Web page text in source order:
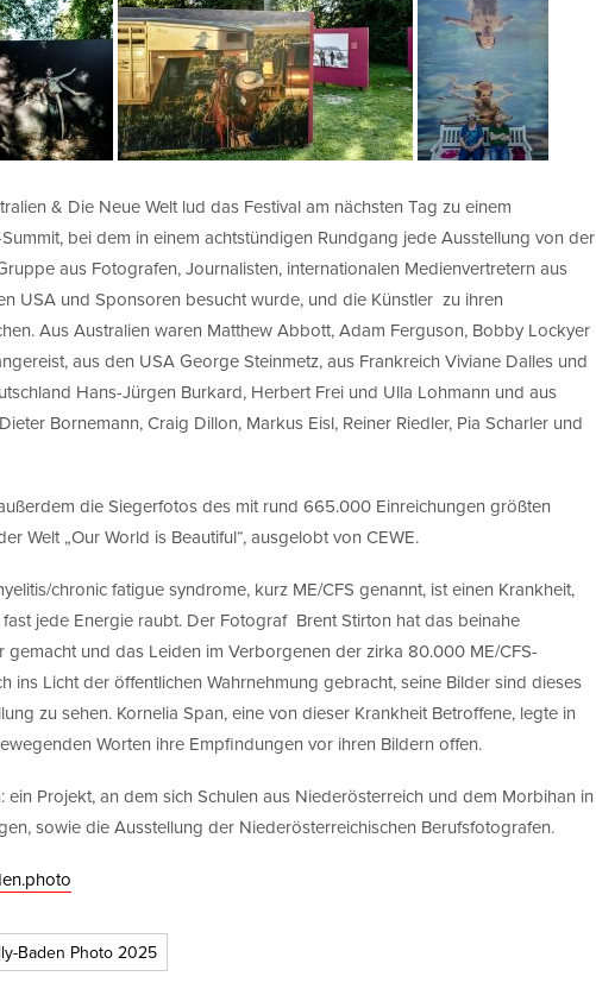
& Die Neue Welt lud das Festival am nächsten Tag zu einem
bei dem in einem achtstündigen Rundgang jede Ausstellung von der
aus Fotografen, Journalisten, internationalen Medienvertretern aus
USA und Sponsoren besucht wurde, und die Künstler zu ihren
Aus Australien waren Matthew Abbott, Adam Ferguson, Bobby Lockyer
aus den USA George Steinmetz, aus Frankreich Viviane Dalles und
Hans-Jürgen Burkard, Herbert Frei und Ulla Lohmann und aus
Bornemann, Craig Dillon, Markus Eisl, Reiner Riedler, Pia Scharler und
die Siegerfotos des mit rund 665.000 Einreichungen größten
Welt „Our World is Beautiful“, ausgelobt von CEWE.
chronic fatigue syndrome, kurz ME/CFS genannt, ist einen Krankheit,
jede Energie raubt. Der Fotograf Brent Stirton hat das beinahe
gemacht und das Leiden im Verborgenen der zirka 80.000 ME/CFS-
ins Licht der öffentlichen Wahrnehmung gebracht, seine Bilder sind dieses
zu sehen. Kornelia Span, eine von dieser Krankheit Betroffene, legte in
Worten ihre Empfindungen vor ihren Bildern offen.
ein Projekt, an dem sich Schulen aus Niederösterreich und dem Morbihan in
sowie die Ausstellung der Niederösterreichischen Berufsfotografen.
Baden Photo 2025